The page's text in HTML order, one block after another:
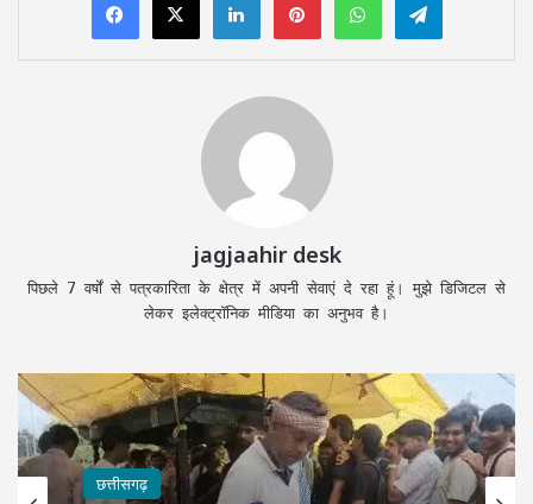
jagjaahir desk
पिछले 7 वर्षों से पत्रकारिता के क्षेत्र में अपनी सेवाएं दे रहा हूं। मुझे डिजिटल से
लेकर इलेक्ट्रॉनिक मीडिया का अनुभव है।
छत्तीसगढ़